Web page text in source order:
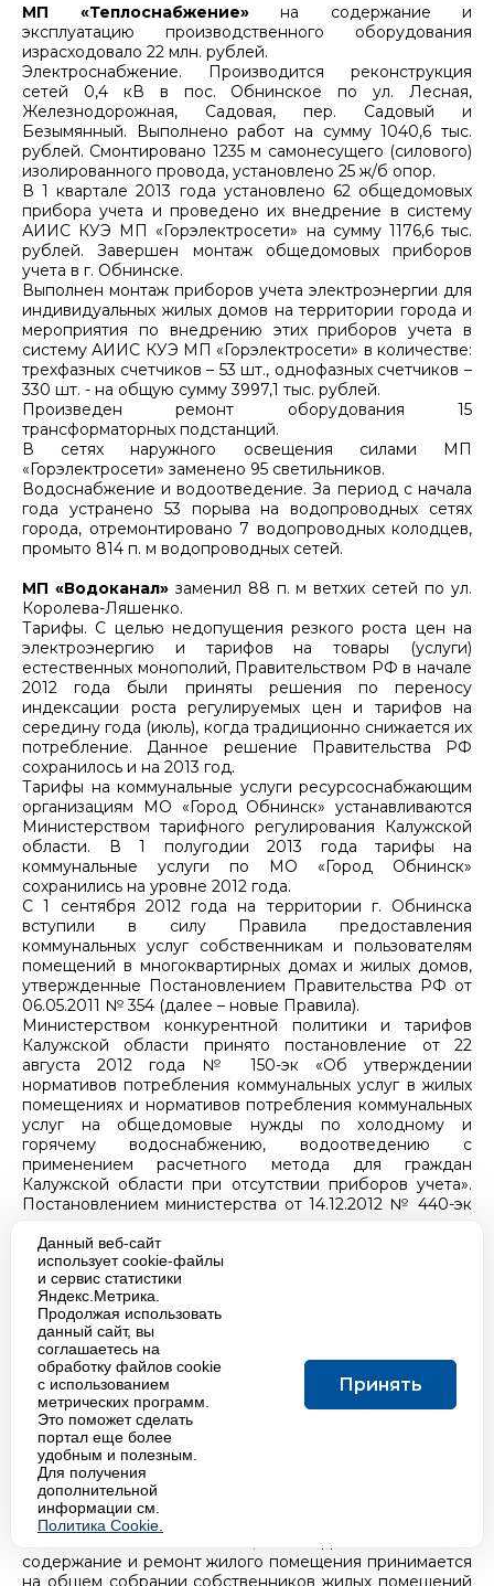
МП «Теплоснабжение»на содержание и
эксплуатацию производственного оборудования
израсходовало 22 млн. рублей.
Электроснабжение. Производится реконструкция
сетей 0,4 кВ в пос. Обнинское по ул. Лесная,
Железнодорожная, Садовая, пер. Садовый и
Безымянный. Выполнено работ на сумму 1040,6 тыс.
рублей. Смонтировано 1235 м самонесущего (силового)
изолированного провода, установлено 25 ж/б опор.
В 1 квартале 2013 года установлено 62 общедомовых
прибора учета и проведено их внедрение в систему
АИИС КУЭ МП «Горэлектросети» на сумму 1176,6 тыс.
рублей. Завершен монтаж общедомовых приборов
учета в г. Обнинске.
Выполнен монтаж приборов учета электроэнергии для
индивидуальных жилых домов на территории города и
мероприятия по внедрению этих приборов учета в
систему АИИС КУЭ МП «Горэлектросети» в количестве:
трехфазных счетчиков – 53 шт., однофазных счетчиков –
330 шт. - на общую сумму 3997,1 тыс. рублей.
Произведен ремонт оборудования 15
трансформаторных подстанций.
В сетях наружного освещения силами МП
«Горэлектросети» заменено 95 светильников.
Водоснабжение и водоотведение. За период с начала
года устранено 53 порыва на водопроводных сетях
города, отремонтировано 7 водопроводных колодцев,
промыто 814 п. м водопроводных сетей.
МП «Водоканал» заменил 88 п. м ветхих сетей по ул.
Королева-Ляшенко.
Тарифы. С целью недопущения резкого роста цен на
электроэнергию и тарифов на товары (услуги)
естественных монополий, Правительством РФ в начале
2012 года были приняты решения по переносу
индексации роста регулируемых цен и тарифов на
середину года (июль), когда традиционно снижается их
потребление. Данное решение Правительства РФ
сохранилось и на 2013 год.
Тарифы на коммунальные услуги ресурсоснабжающим
организациям МО «Город Обнинск» устанавливаются
Министерством тарифного регулирования Калужской
области. В 1 полугодии 2013 года тарифы на
коммунальные услуги по МО «Город Обнинск»
сохранились на уровне 2012 года.
С 1 сентября 2012 года на территории г. Обнинска
вступили в силу Правила предоставления
коммунальных услуг собственникам и пользователям
помещений в многоквартирных домах и жилых домов,
утвержденные Постановлением Правительства РФ от
06.05.2011 № 354 (далее – новые Правила).
Министерством конкурентной политики и тарифов
Калужской области принято постановление от 22
августа 2012 года № 150-эк «Об утверждении
нормативов потребления коммунальных услуг в жилых
помещениях и нормативов потребления коммунальных
услуг на общедомовые нужды по холодному и
горячему водоснабжению, водоотведению с
применением расчетного метода для граждан
Калужской области при отсутствии приборов учета».
Постановлением министерства от 14.12.2012 № 440-эк
22.08.2012 №150-эк, в соответствии с которым
нормативы потребления коммунальных услуг по
горячему, холодному водоснабжению и
водоотведению на общедомовые нужды не
применялись до 1 июня 2013 года. В соответствии с
постановлением министерства тарифного
регулирования Калужской области от 29.05.2013 № 106-
эк введены в действие с 1 июня 2013 года единые
нормативы потребления коммунальных услуг по
холодному (горячему) водоснабжению на
общедомовые нужды.
Плата за жилое помещение включает плату за наем,
плату за содержание и текущий ремонт жилых
помещений, плату за вывоз твердых бытовых отходов,
техническое обслуживание и ремонт лифта.
содержание и ремонт жилого помещения принимается
на общем собрании собственников жилых помещений
Данный веб-сайт
использует cookie-файлы
и сервис статистики
Яндекс.Метрика.
Продолжая использовать
данный сайт, вы
соглашаетесь на
обработку файлов cookie
с использованием
метрических программ.
Это поможет сделать
портал еще более
удобным и полезным.
Для получения
дополнительной
информации см.
Политика Cookie.
Принять